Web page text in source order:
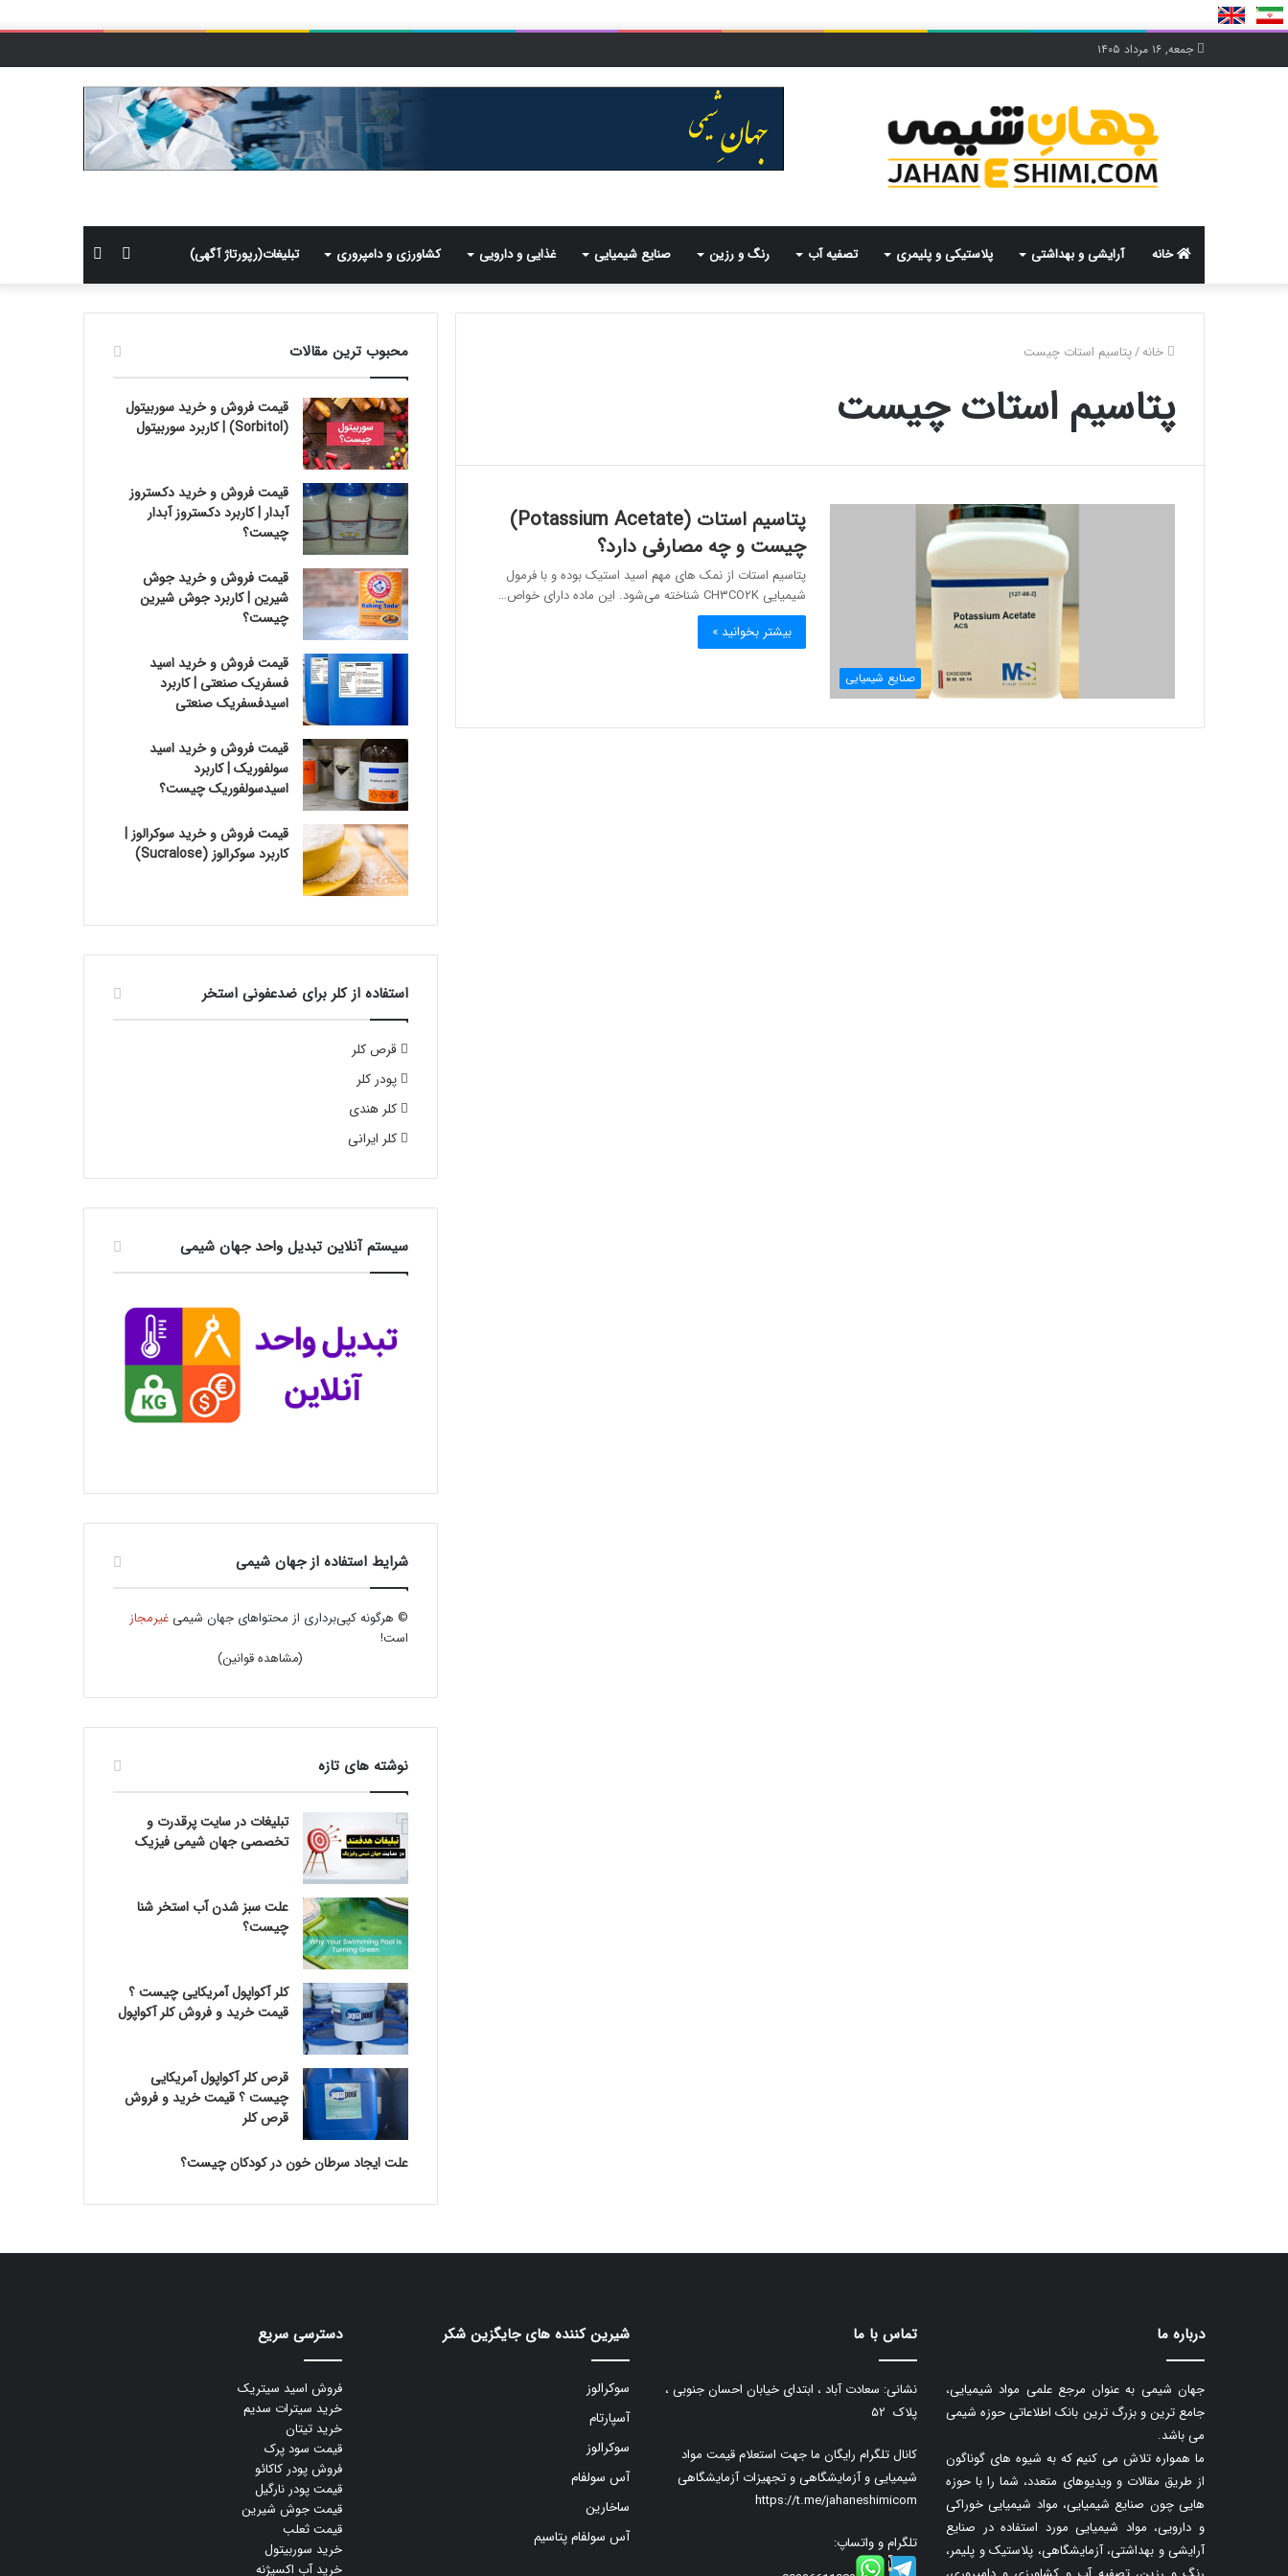
جمعه, ۱۶ مرداد ۱۴۰۵
خانه آرایشی و بهداشتی پلاستیکی و پلیمری تصفیه آب رنگ و رزین صنایع شیمیایی غذایی و دارویی کشاورزی و دامپروری تبلیغات(رپورتاژ آگهی)
برای
سایدبار
خانه/پتاسیم استات چیست
پتاسیم استات چیست
صنایع شیمیایی
پتاسیم استات (Potassium Acetate)
چیست و چه مصارفی دارد؟
پتاسیم استات از نمک های مهم اسید استیک بوده و با فرمول
شیمیایی CH۳CO۲K شناخته می‌شود. این ماده دارای خواص…
بیشتر بخوانید »
محبوب ترین مقالات
قیمت فروش و خرید سوربیتول
(Sorbitol) | کاربرد سوربیتول
قیمت فروش و خرید دکستروز
آبدار | کاربرد دکستروز آبدار
چیست؟
قیمت فروش و خرید جوش
شیرین | کاربرد جوش شیرین
چیست؟
قیمت فروش و خرید اسید
فسفریک صنعتی | کاربرد
اسیدفسفریک صنعتی
قیمت فروش و خرید اسید
سولفوریک | کاربرد
اسیدسولفوریک چیست؟
قیمت فروش و خرید سوکرالوز |
کاربرد سوکرالوز (Sucralose)
استفاده از کلر برای ضدعفونی استخر
قرص کلر
پودر کلر
کلر هندی
کلر ایرانی
سیستم آنلاین تبدیل واحد جهان شیمی
شرایط استفاده از جهان شیمی
© هرگونه کپی‌برداری از محتواهای جهان شیمیغیرمجاز
است!
(مشاهده قوانین)
نوشته های تازه
تبلیغات در سایت پرقدرت و
تخصصی جهان شیمی فیزیک
علت سبز شدن آب استخر شنا
چیست؟
کلر آکواپول آمریکایی چیست ؟
قیمت خرید و فروش کلر آکواپول
قرص کلر آکواپول آمریکایی
چیست ؟ قیمت خرید و فروش
قرص کلر
علت ایجاد سرطان خون در کودکان چیست؟
درباره ما
جهان شیمی به عنوان مرجع علمی مواد شیمیایی،
جامع ترین و بزرگ ترین بانک اطلاعاتی حوزه شیمی
می باشد.
ما همواره تلاش می کنیم که به شیوه های گوناگون
از طریق مقالات و ویدیوهای متعدد، شما را با حوزه
هایی چون صنایع شیمیایی، مواد شیمیایی خوراکی
و دارویی، مواد شیمیایی مورد استفاده در صنایع
آرایشی و بهداشتی، آزمایشگاهی، پلاستیک و پلیمر،
تماس با ما
نشانی: سعادت آباد ، ابتدای خیابان احسان جنوبی ،
پلاک ۵۲
کانال تلگرام رایگان ما جهت استعلام قیمت مواد
شیمیایی و آزمایشگاهی و تجهیزات آزمایشگاهی
https://t.me/jahaneshimicom
تلگرام و واتساپ:
شیرین کننده های جایگزین شکر
سوکرالوز
آسپارتام
سوکرالوز
آس سولفام
ساخارین
آس سولفام پتاسیم
دسترسی سریع
فروش اسید سیتریک
خرید سیترات سدیم
خرید تیتان
قیمت سود پرک
فروش پودر کاکائو
قیمت پودر نارگیل
قیمت جوش شیرین
قیمت ثعلب
خرید سوربیتول
خرید آب اکسیژنه